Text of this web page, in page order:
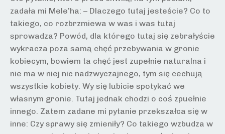
zadała mi Mele’ha: – Dlaczego tutaj jesteście? Co to
takiego, co rozbrzmiewa w was i was tutaj
sprowadza? Powód, dla którego tutaj się zebrałyście
wykracza poza samą chęć przebywania w gronie
kobiecym, bowiem ta chęć jest zupełnie naturalna i
nie ma w niej nic nadzwyczajnego, tym się cechują
wszystkie kobiety. Wy się lubicie spotykać we
własnym gronie. Tutaj jednak chodzi o coś zpuełnie
innego. Zatem zadane mi pytanie przekszałca się w
inne: Czy sprawy się zmieniły? Co takiego wzbudza w